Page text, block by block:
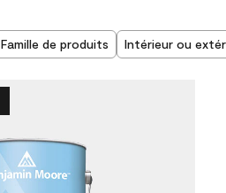
Famille de produits Intérieur ou